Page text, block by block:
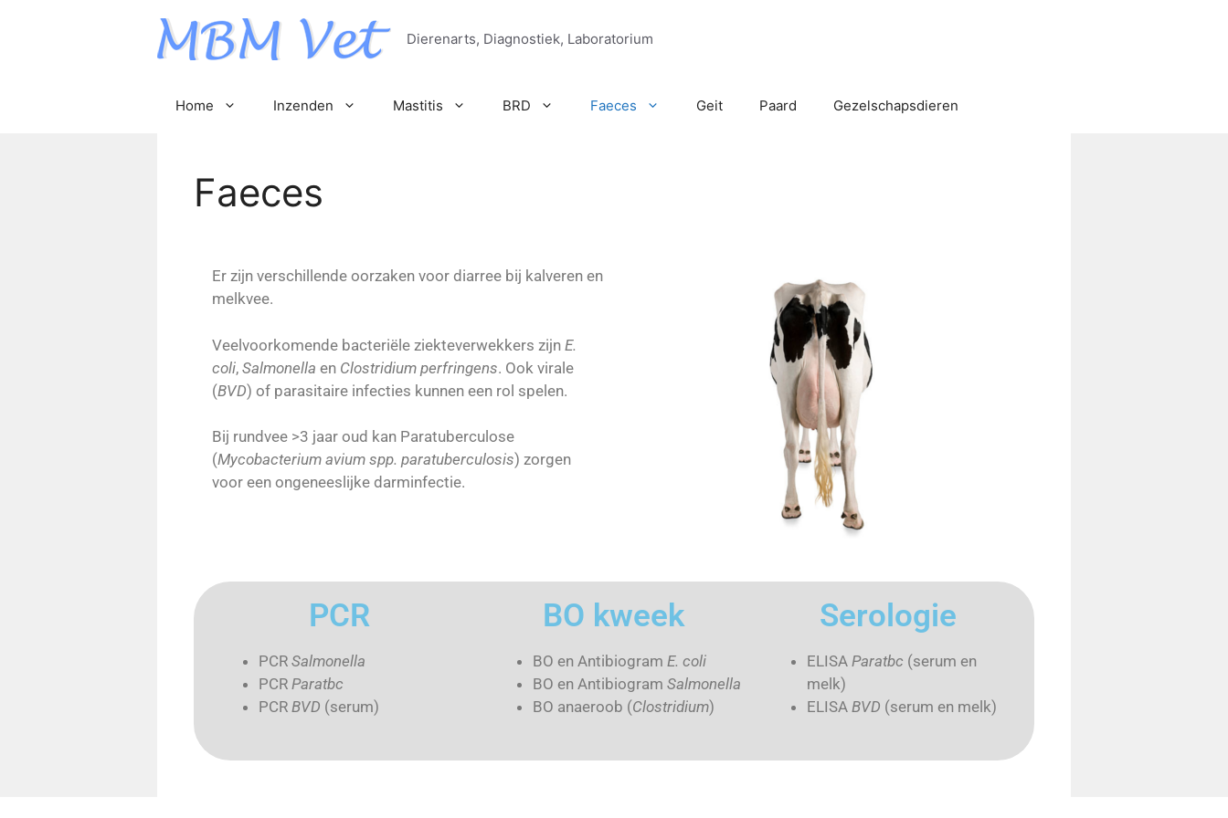
Dierenarts, Diagnostiek, Laboratorium
Home Inzenden Mastitis BRD Faeces Geit Paard Gezelschapsdieren
Faeces
Er zijn verschillende oorzaken voor diarree bij kalveren en
melkvee.
Veelvoorkomende bacteriële ziekteverwekkers zijn E.
coli, Salmonella en Clostridium perfringens. Ook virale
(BVD) of parasitaire infecties kunnen een rol spelen.
Bij rundvee >3 jaar oud kan Paratuberculose
(Mycobacterium avium spp. paratuberculosis) zorgen
voor een ongeneeslijke darminfectie.
PCR BO kweek Serologie
PCR Salmonella
PCR Paratbc
PCR BVD (serum)
BO en Antibiogram E. coli
BO en Antibiogram Salmonella
BO anaeroob (Clostridium)
ELISA Paratbc (serum en
melk)
ELISA BVD (serum en melk)